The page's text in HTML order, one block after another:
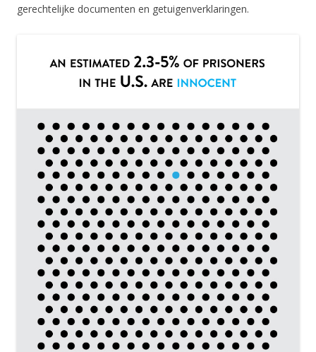
gerechtelijke documenten en getuigenverklaringen.